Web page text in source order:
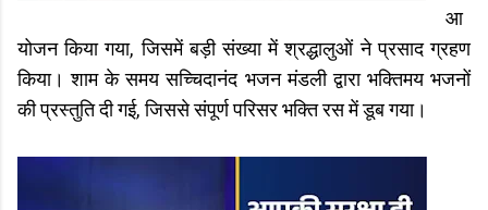
आ
योजन किया गया, जिसमें बड़ी संख्या में श्रद्धालुओं ने प्रसाद ग्रहण
किया। शाम के समय सच्चिदानंद भजन मंडली द्वारा भक्तिमय भजनों
की प्रस्तुति दी गई, जिससे संपूर्ण परिसर भक्ति रस में डूब गया।